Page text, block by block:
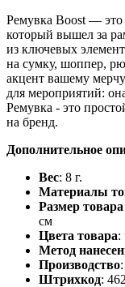
Ремувка Boost —
который вышел за
из ключевых
на сумку, шоппер,
акцент вашему
для мероприятий:
Ремувка - это
на бренд.
Дополнительное
Вес: 8 г.
Материалы
Размер
см
Цвета товара:
Метод
Производство
Штрихкод: